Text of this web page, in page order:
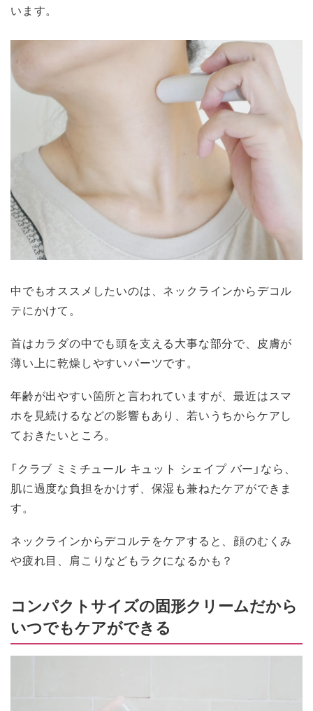
います。
中でもオススメしたいのは、ネックラインからデコル
テにかけて。
首はカラダの中でも頭を支える大事な部分で、皮膚が
薄い上に乾燥しやすいパーツです。
年齢が出やすい箇所と言われていますが、最近はスマ
ホを見続けるなどの影響もあり、若いうちからケアし
ておきたいところ。
「クラブ ミミチュール キュット シェイプ バー」なら、
肌に過度な負担をかけず、保湿も兼ねたケアができま
す。
ネックラインからデコルテをケアすると、顔のむくみ
や疲れ目、肩こりなどもラクになるかも？
コンパクトサイズの固形クリームだから
いつでもケアができる